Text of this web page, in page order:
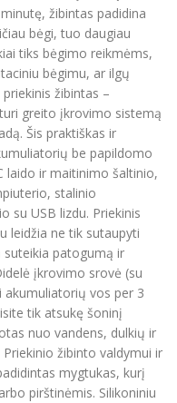
žibintas padidina
bėgi, tuo daugiau
tiks bėgimo reikmėms,
bėgimu, ar ilgų
žibintas –
greito įkrovimo sistemą
Šis praktiškas ir
be papildomo
laido ir maitinimo šaltinio,
stalinio
su USB lizdu. Priekinis
leidžia ne tik sutaupyti
patogumą ir
įkrovimo srovė (su
akumuliatorių vos per 3
tik atsukę šoninį
nuo vandens, dulkių ir
žibinto valdymui ir
mygtukas, kurį
pirštinėmis. Silikoniniu